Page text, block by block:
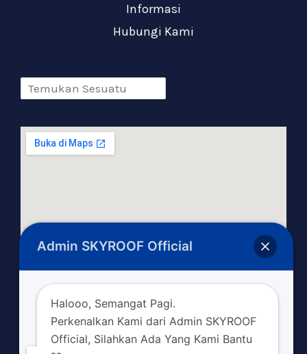
Informasi
Hubungi Kami
Admin SKYROOF Official
Halooo, Semangat Pagi.
Perkenalkan Kami dari Admin SKYROOF
Official, Silahkan Ada Yang Kami Bantu